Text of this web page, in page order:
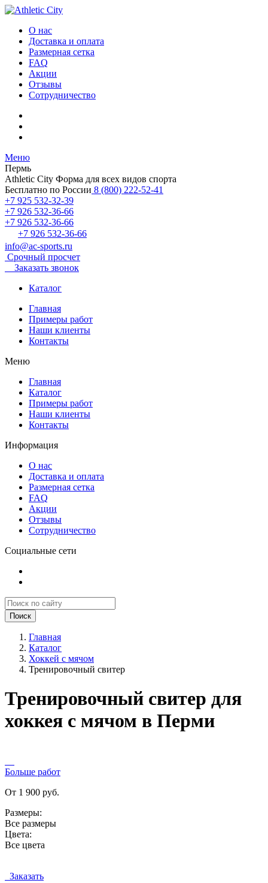
О нас
Доставка и оплата
Размерная сетка
FAQ
Акции
Отзывы
Сотрудничество
Меню
Пермь
Athletic City Форма для всех видов спорта
Бесплатно по России 8 (800) 222-52-41
+7 925 532-32-39
+7 926 532-36-66
+7 926 532-36-66
+7 926 532-36-66
info@ac-sports.ru
Срочный просчет
Заказать звонок
Каталог
Главная
Примеры работ
Наши клиенты
Контакты
Меню
Главная
Каталог
Примеры работ
Наши клиенты
Контакты
Информация
О нас
Доставка и оплата
Размерная сетка
FAQ
Акции
Отзывы
Сотрудничество
Социальные сети
Поиск
Главная
Каталог
Хоккей с мячом
Тренировочный свитер
Тренировочный свитер для
хоккея с мячом в Перми
Больше работ
От 1 900 руб.
Размеры:
Все размеры
Цвета:
Все цвета
Заказать